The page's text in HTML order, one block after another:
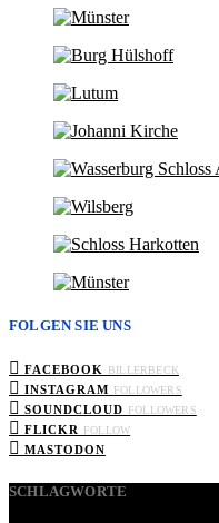
FOLGEN SIE UNS
FACEBOOK BILLERBECK
INSTAGRAM FOLLOWERS
SOUNDCLOUD FOLLOWERS
FLICKR FOLLOW
MASTODON
SCHLAGWORTE